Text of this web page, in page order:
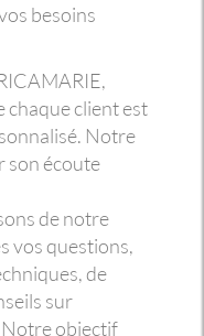
besoins
chaque client est
Notre
son écoute
de notre
vos questions,
de
sur
objectif